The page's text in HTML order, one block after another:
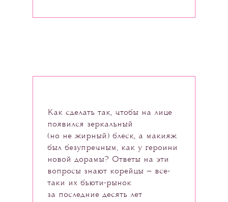
Как сделать так, чтобы на лице
появился зеркальный
(но не жирный) блеск, а макияж
был безупречным, как у героини
новой дорамы? Ответы на эти
вопросы знают корейцы — все-
таки их бьюти-рынок
за последние десять лет